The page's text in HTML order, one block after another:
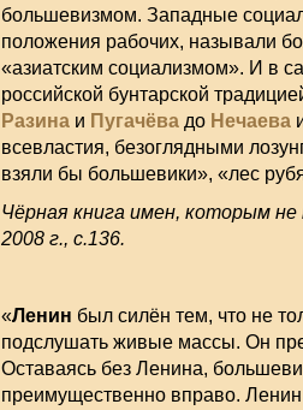
большевизмом. Западные
положения рабочих, называли
«азиатским социализмом». И в
российской бунтарской
Разинаи Пугачёвадо Нечаева
всевластия, безоглядными
взяли бы большевики», «лес
Чёрная книга имен, которым
2008 г., с.136.
«Ленин был силён тем, что не
подслушать живые массы. Он
Оставаясь без Ленина,
преимущественно вправо.